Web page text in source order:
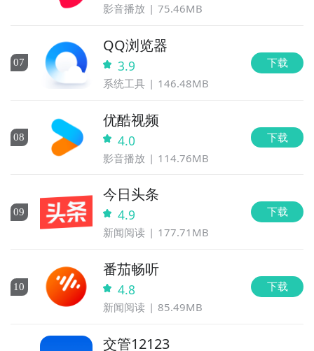
影音播放 75.46MB
07
QQ浏览器
3.9
系统工具 146.48MB
下载
08
优酷视频
4.0
影音播放 114.76MB
下载
09
今日头条
4.9
新闻阅读 177.71MB
下载
10
番茄畅听
4.8
新闻阅读 85.49MB
下载
交管12123